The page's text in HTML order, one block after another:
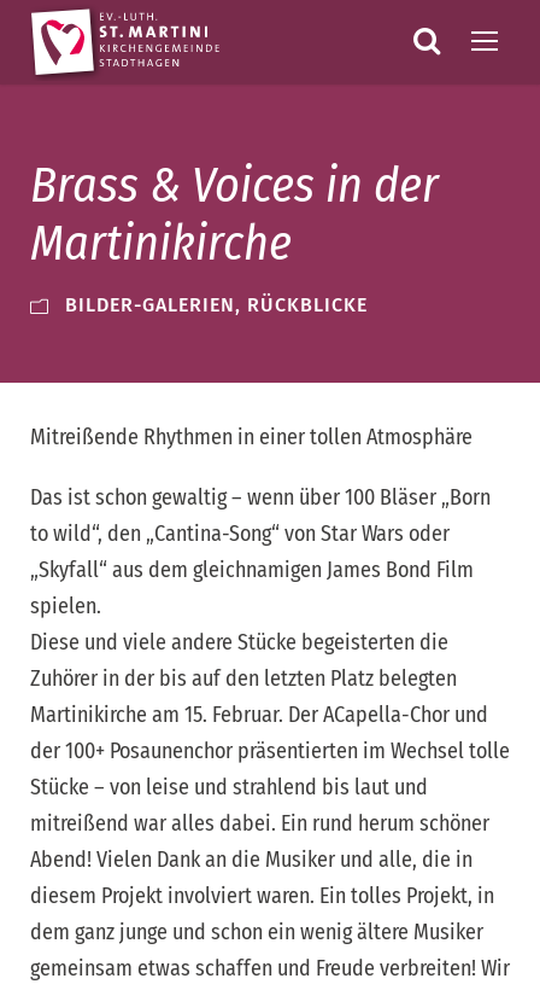
Brass & Voices in der
Martinikirche
BILDER-GALERIEN, RÜCKBLICKE
Mitreißende Rhythmen in einer tollen Atmosphäre
Das ist schon gewaltig – wenn über 100 Bläser „Born
to wild“, den „Cantina-Song“ von Star Wars oder
„Skyfall“ aus dem gleichnamigen James Bond Film
spielen.
Diese und viele andere Stücke begeisterten die
Zuhörer in der bis auf den letzten Platz belegten
Martinikirche am 15. Februar. Der ACapella-Chor und
der 100+ Posaunenchor präsentierten im Wechsel tolle
Stücke – von leise und strahlend bis laut und
mitreißend war alles dabei. Ein rund herum schöner
Abend! Vielen Dank an die Musiker und alle, die in
diesem Projekt involviert waren. Ein tolles Projekt, in
dem ganz junge und schon ein wenig ältere Musiker
gemeinsam etwas schaffen und Freude verbreiten! Wir